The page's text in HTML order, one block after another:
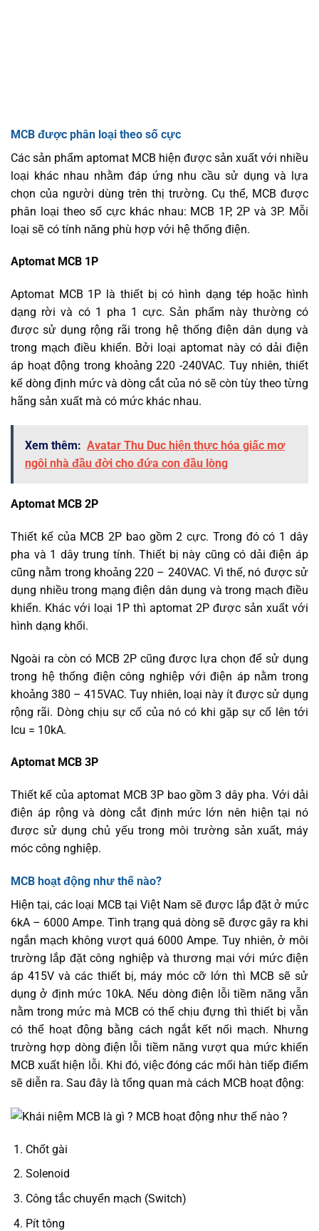
MCB được phân loại theo số cực
Các sản phẩm aptomat MCB hiện được sản xuất với nhiều
loại khác nhau nhằm đáp ứng nhu cầu sử dụng và lựa
chọn của người dùng trên thị trường. Cụ thể, MCB được
phân loại theo số cực khác nhau: MCB 1P, 2P và 3P. Mỗi
loại sẽ có tính năng phù hợp với hệ thống điện.
Aptomat MCB 1P
Aptomat MCB 1P là thiết bị có hình dạng tép hoặc hình
dạng rời và có 1 pha 1 cực. Sản phẩm này thường có
được sử dụng rộng rãi trong hệ thống điện dân dụng và
trong mạch điều khiển. Bởi loại aptomat này có dải điện
áp hoạt động trong khoảng 220 -240VAC. Tuy nhiên, thiết
kế dòng định mức và dòng cắt của nó sẽ còn tùy theo từng
hãng sản xuất mà có mức khác nhau.
Xem thêm: Avatar Thu Duc hiện thực hóa giấc mơ
ngôi nhà đầu đời cho đứa con đầu lòng
Aptomat MCB 2P
Thiết kế của MCB 2P bao gồm 2 cực. Trong đó có 1 dây
pha và 1 dây trung tính. Thiết bị này cũng có dải điện áp
cũng nằm trong khoảng 220 – 240VAC. Vì thế, nó được sử
dụng nhiều trong mạng điện dân dụng và trong mạch điều
khiển. Khác với loại 1P thì aptomat 2P được sản xuất với
hình dạng khối.
Ngoài ra còn có MCB 2P cũng được lựa chọn để sử dụng
trong hệ thống điện công nghiệp với điện áp nằm trong
khoảng 380 – 415VAC. Tuy nhiên, loại này ít được sử dụng
rộng rãi. Dòng chịu sự cố của nó có khi gặp sự cố lên tới
Icu = 10kA.
Aptomat MCB 3P
Thiết kế của aptomat MCB 3P bao gồm 3 dây pha. Với dải
điện áp rộng và dòng cắt định mức lớn nên hiện tại nó
được sử dụng chủ yếu trong môi trường sản xuất, máy
móc công nghiệp.
MCB hoạt động như thế nào?
Hiện tại, các loại MCB tại Việt Nam sẽ được lắp đặt ở mức
6kA – 6000 Ampe. Tình trạng quá dòng sẽ được gây ra khi
ngắn mạch không vượt quá 6000 Ampe. Tuy nhiên, ở môi
trường lắp đặt công nghiệp và thương mại với mức điện
áp 415V và các thiết bị, máy móc cỡ lớn thì MCB sẽ sử
dụng ở định mức 10kA. Nếu dòng điện lỗi tiềm năng vẫn
nằm trong mức mà MCB có thể chịu đựng thì thiết bị vẫn
có thể hoạt động bằng cách ngắt kết nối mạch. Nhưng
trường hợp dòng điện lỗi tiềm năng vượt qua mức khiến
MCB xuất hiện lỗi. Khi đó, việc đóng các mối hàn tiếp điểm
sẽ diễn ra. Sau đây là tổng quan mà cách MCB hoạt động:
Chốt gài
Solenoid
Công tắc chuyển mạch (Switch)
Pít tông